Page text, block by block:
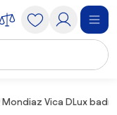
Mondiaz Vica DLux